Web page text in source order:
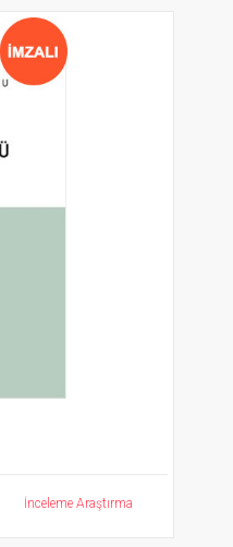
İnceleme Araştırma